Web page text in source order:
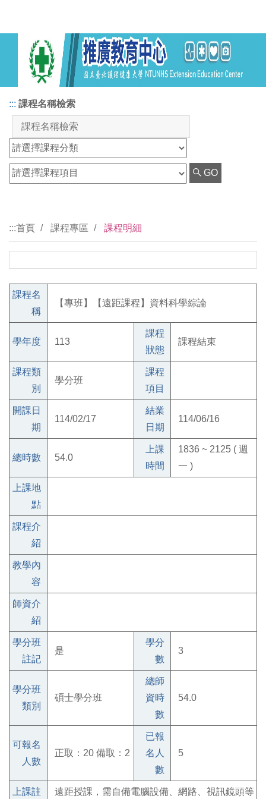
::: 課程名稱檢索
GO
:::首頁 課程專區 課程明細
課程名
稱
【專班】【遠距課程】資料科學綜論
學年度 113
課程
狀態
課程結束
課程類
別
學分班
課程
項目
開課日
期
114/02/17
結業
日期
114/06/16
總時數 54.0
上課
時間
1836 ~ 2125 ( 週
一 )
上課地
點
課程介
紹
教學內
容
師資介
紹
學分班
註記
是
學分
數
3
學分班
類別
碩士學分班
總師
資時
數
54.0
可報名
人數
正取：20 備取：2
已報
名人
數
5
上課註 遠距授課，需自備電腦設備、網路、視訊鏡頭等